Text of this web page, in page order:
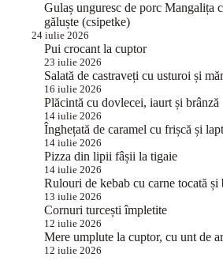
Gulaș unguresc de porc Mangalița
găluște (csipetke)
24 iulie 2026
Pui crocant la cuptor
23 iulie 2026
Salată de castraveți cu usturoi și
16 iulie 2026
Plăcintă cu dovlecei, iaurt și brânză
14 iulie 2026
Înghețată de caramel cu frișcă și
14 iulie 2026
Pizza din lipii fâșii la tigaie
14 iulie 2026
Rulouri de kebab cu carne tocată și
13 iulie 2026
Cornuri turcești împletite
12 iulie 2026
Mere umplute la cuptor, cu unt de
12 iulie 2026